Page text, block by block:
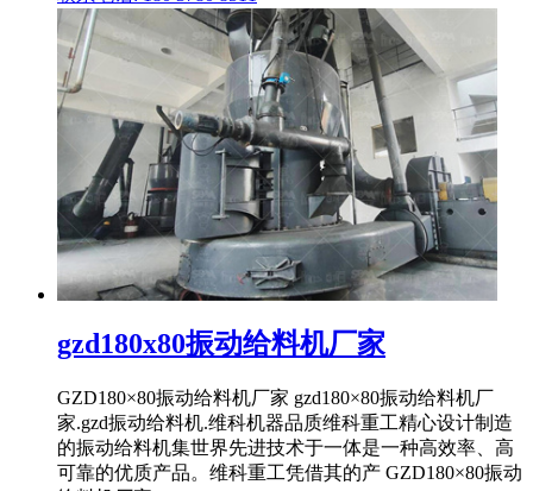
gzd180x80振动给料机厂家
GZD180×80振动给料机厂家 gzd180×80振动给料机厂
家.gzd振动给料机.维科机器品质维科重工精心设计制造
的振动给料机集世界先进技术于一体是一种高效率、高
可靠的优质产品。维科重工凭借其的产 GZD180×80振动